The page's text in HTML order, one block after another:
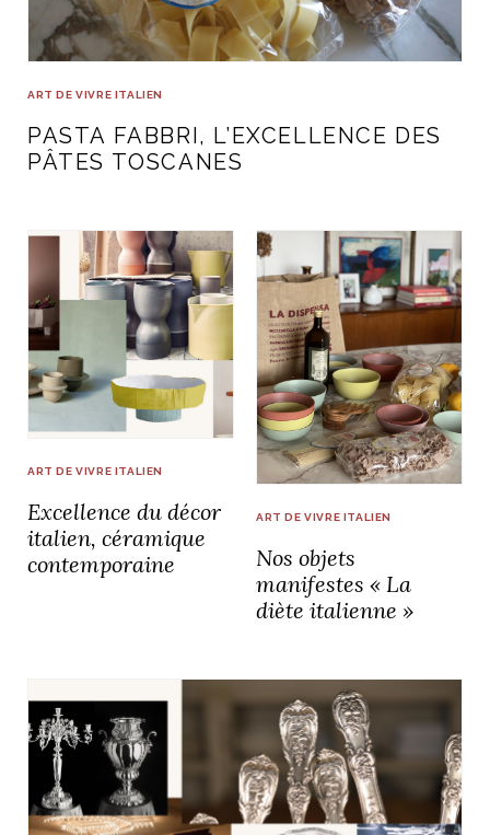
ART DE VIVRE ITALIEN
PASTA FABBRI, L’EXCELLENCE DES
PÂTES TOSCANES
ART DE VIVRE ITALIEN
Excellence du décor
italien, céramique
contemporaine
ART DE VIVRE ITALIEN
Nos objets
manifestes « La
diète italienne »